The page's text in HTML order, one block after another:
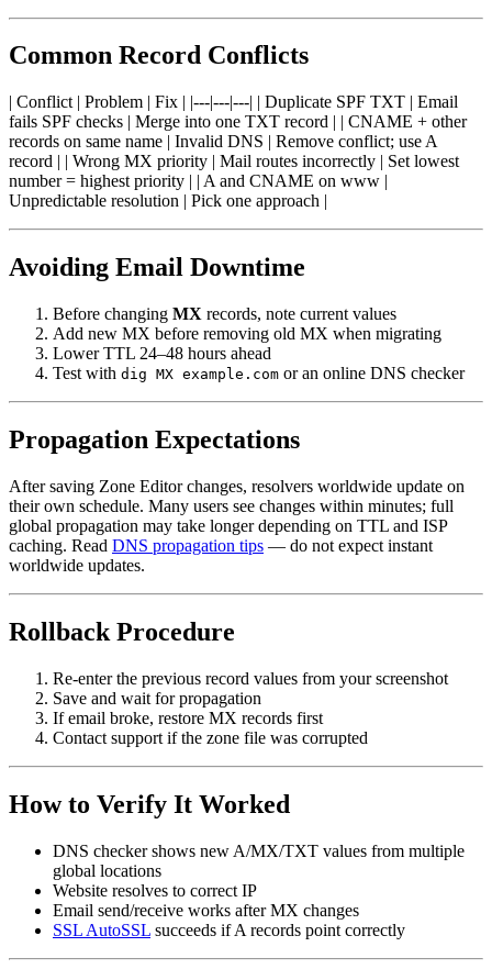
Common Record Conflicts
| Conflict | Problem | Fix | |---|---|---| | Duplicate SPF TXT | Email
fails SPF checks | Merge into one TXT record | | CNAME + other
records on same name | Invalid DNS | Remove conflict; use A
record | | Wrong MX priority | Mail routes incorrectly | Set lowest
number = highest priority | | A and CNAME on www |
Unpredictable resolution | Pick one approach |
Avoiding Email Downtime
Before changing MX records, note current values
Add new MX before removing old MX when migrating
Lower TTL 24–48 hours ahead
Test with dig MX example.com or an online DNS checker
Propagation Expectations
After saving Zone Editor changes, resolvers worldwide update on
their own schedule. Many users see changes within minutes; full
global propagation may take longer depending on TTL and ISP
caching. Read DNS propagation tips — do not expect instant
worldwide updates.
Rollback Procedure
Re-enter the previous record values from your screenshot
Save and wait for propagation
If email broke, restore MX records first
Contact support if the zone file was corrupted
How to Verify It Worked
DNS checker shows new A/MX/TXT values from multiple
global locations
Website resolves to correct IP
Email send/receive works after MX changes
SSL AutoSSL succeeds if A records point correctly